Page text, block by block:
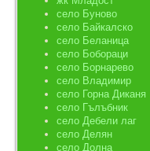
село Буново
село Байкалско
село Беланица
село Бобораци
село Борнарево
село Владимир
село Горна Диканя
село Гълъбник
село Дебели лаг
село Делян
село Долна